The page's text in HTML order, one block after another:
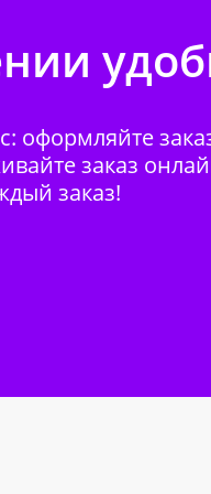
оформляйте
заказ
заказ!